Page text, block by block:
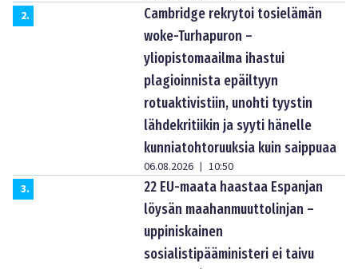
2.
Cambridge rekrytoi tosielämän
woke-Turhapuron –
yliopistomaailma ihastui
plagioinnista epäiltyyn
rotuaktivistiin, unohti tyystin
lähdekritiikin ja syyti hänelle
kunniatohtoruuksia kuin saippuaa
06.08.2026 | 10:50
3.
22 EU-maata haastaa Espanjan
löysän maahanmuuttolinjan –
uppiniskainen
sosialistipääministeri ei taivu